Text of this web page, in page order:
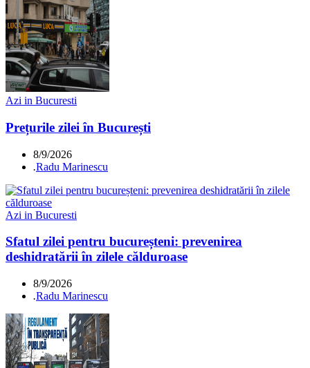
Azi in Bucuresti
Prețurile zilei în București
8/9/2026
.Radu Marinescu
Azi in Bucuresti
Sfatul zilei pentru bucureșteni: prevenirea
deshidratării în zilele călduroase
8/9/2026
.Radu Marinescu